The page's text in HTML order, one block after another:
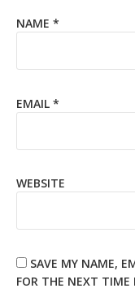
NAME *
EMAIL *
WEBSITE
SAVE MY NAME,
FOR THE NEXT